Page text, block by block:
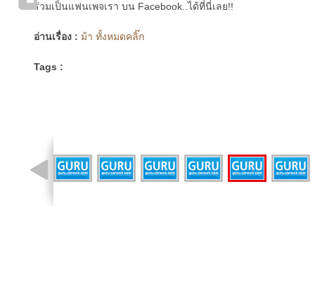
ร่วมเป็นแฟนเพจเรา บน Facebook..ได้ที่นี่เลย!!
อ่านเรื่อง : ม้า ทั้งหมดคลิ๊ก
Tags :